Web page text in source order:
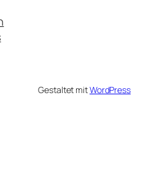
Gestaltet mitWordPress